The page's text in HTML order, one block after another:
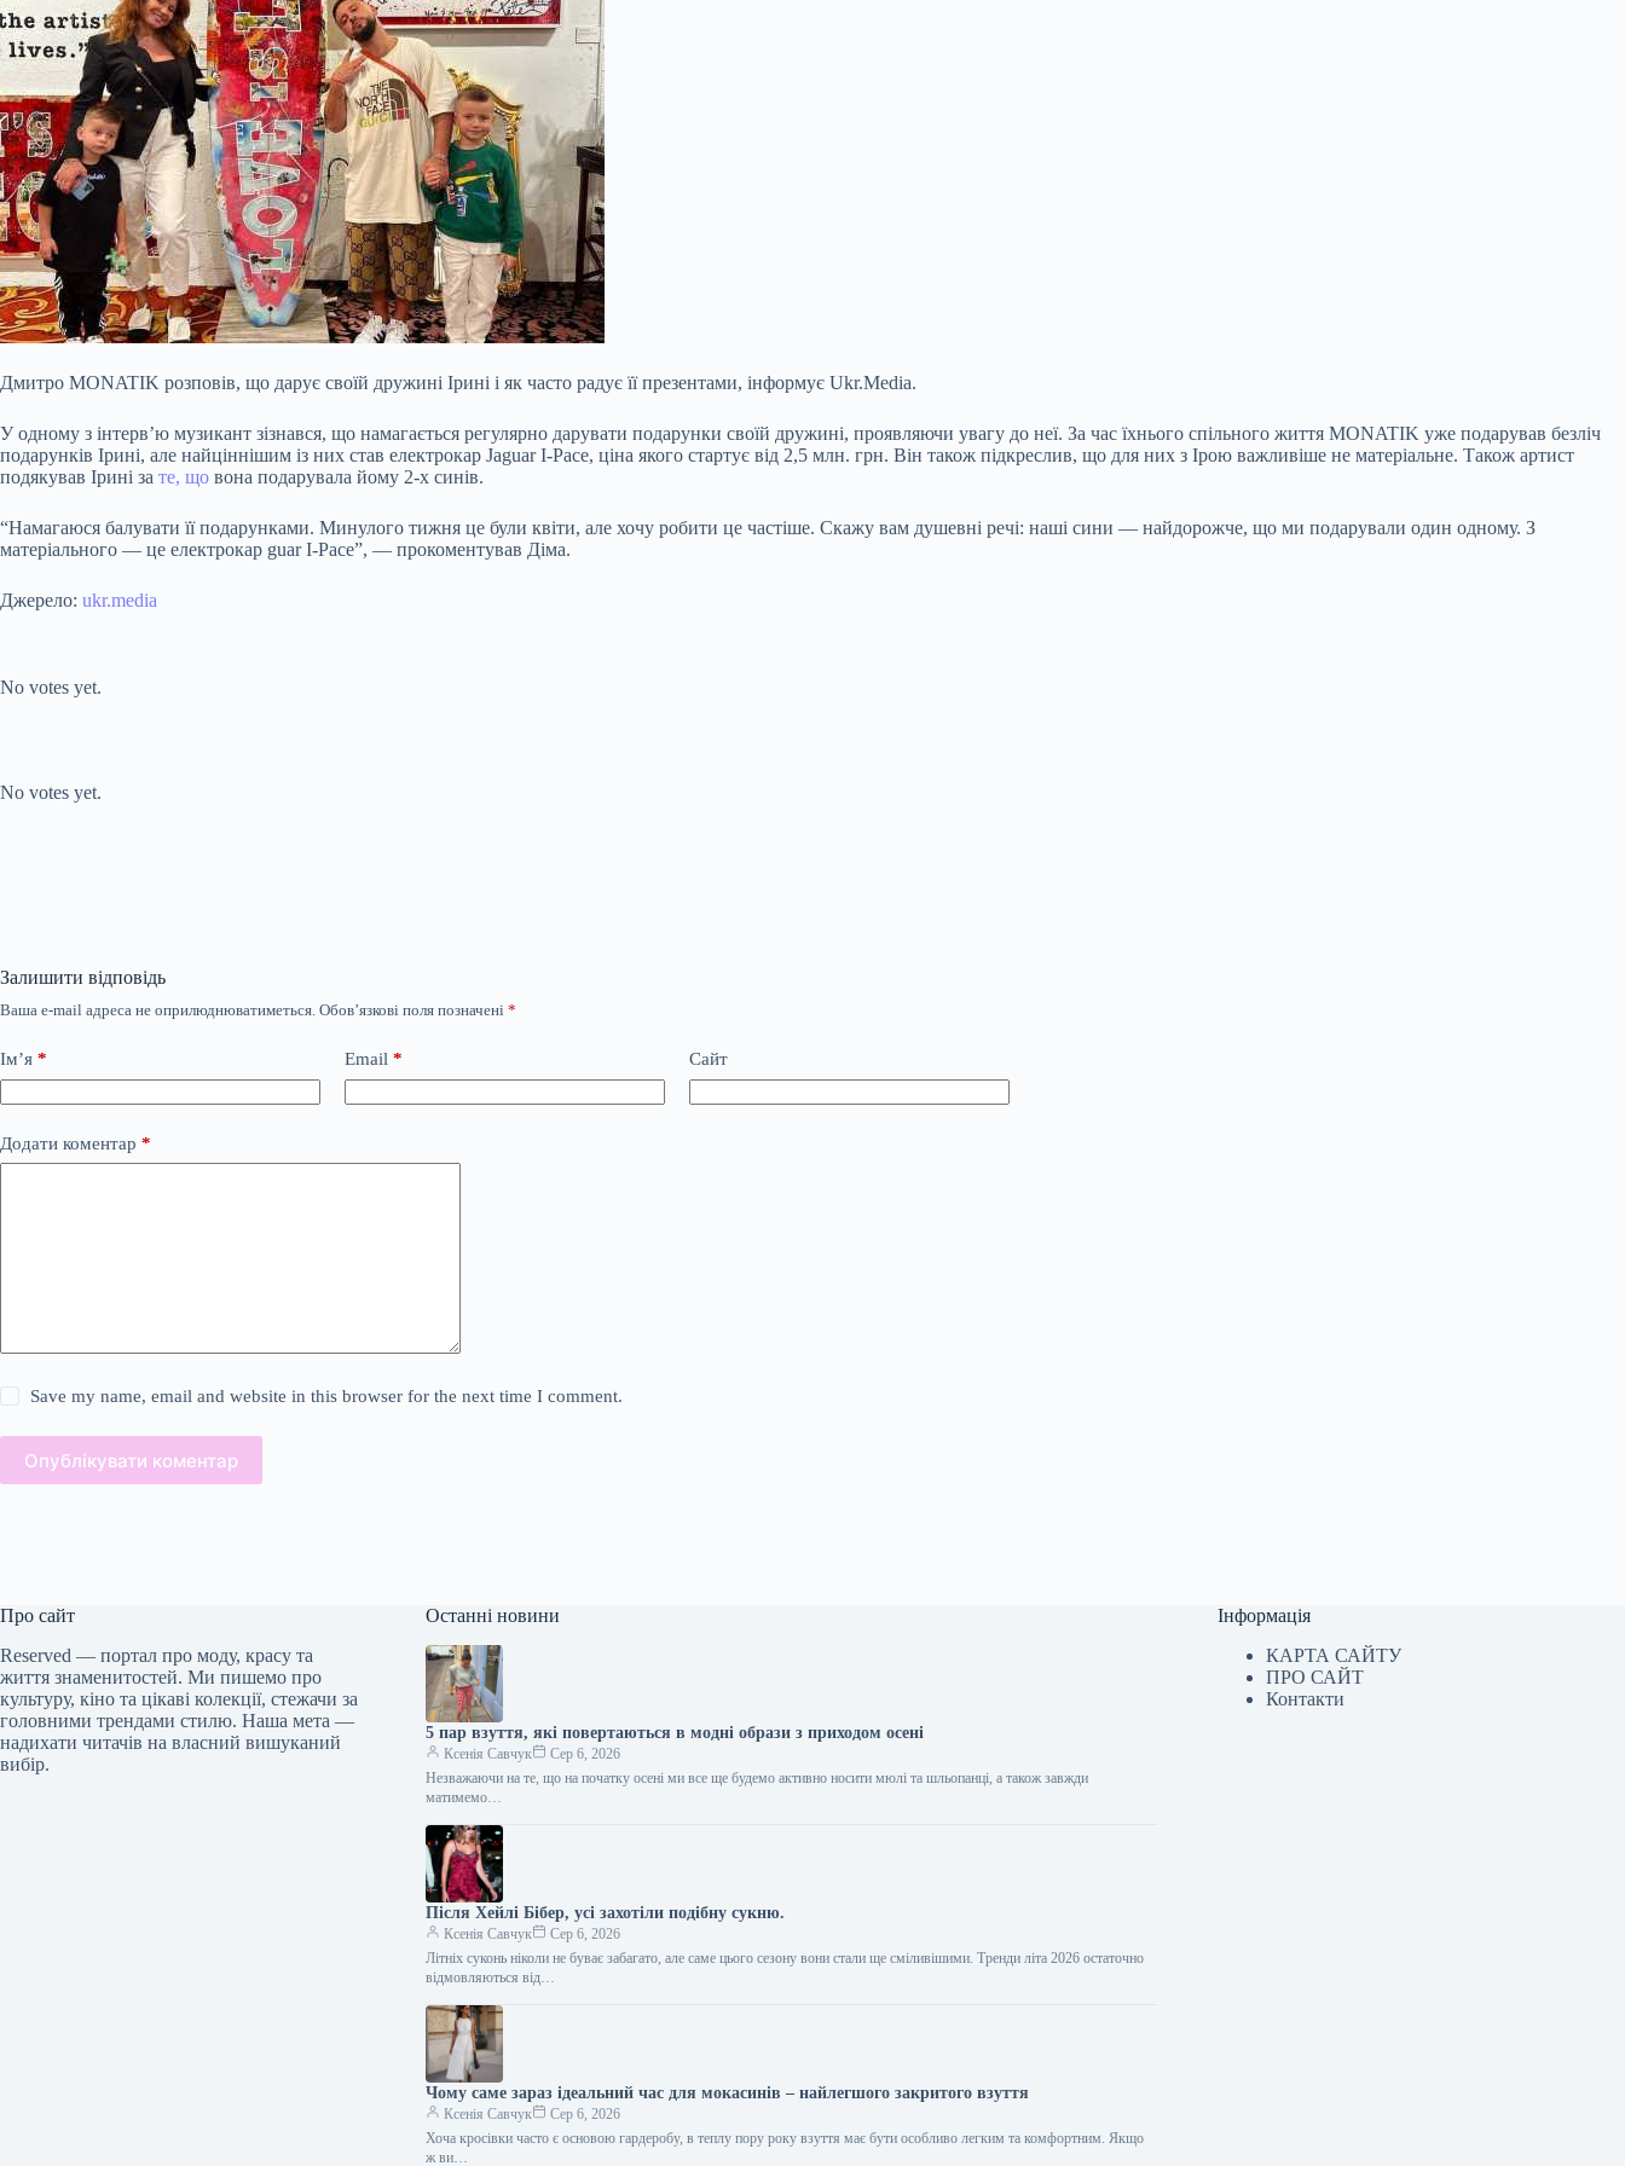
Дмитро MONATIK розповів, що дарує своїй дружині Ірині і як часто радує її презентами, інформує Ukr.Media.
У одному з інтерв’ю музикант зізнався, що намагається регулярно дарувати подарунки своїй дружині, проявляючи увагу до неї. За час їхнього спільного життя MONATIK уже подарував безліч
подарунків Ірині, але найціннішим із них став електрокар Jaguar I-Pace, ціна якого стартує від 2,5 млн. грн. Він також підкреслив, що для них з Ірою важливіше не матеріальне. Також артист
подякував Ірині за те, що вона подарувала йому 2-х синів.
“Намагаюся балувати її подарунками. Минулого тижня це були квіти, але хочу робити це частіше. Скажу вам душевні речі: наші сини — найдорожче, що ми подарували один одному. З
матеріального — це електрокар guar I-Pace”, — прокоментував Діма.
Джерело: ukr.media
No votes yet.
No votes yet.
Залишити відповідь
Ваша e-mail адреса не оприлюднюватиметься. Обов’язкові поля позначені *
Ім’я * Email * Сайт
Додати коментар *
Save my name, email and website in this browser for the next time I comment.
Опублікувати коментар
Про сайт
Reserved — портал про моду, красу та
життя знаменитостей. Ми пишемо про
культуру, кіно та цікаві колекції, стежачи за
головними трендами стилю. Наша мета —
надихати читачів на власний вишуканий
вибір.
Останні новини
5 пар взуття, які повертаються в модні образи з приходом осені
Ксенія Савчук
Сер 6, 2026
Незважаючи на те, що на початку осені ми все ще будемо активно носити мюлі та шльопанці, а також завжди
матимемо…
Після Хейлі Бібер, усі захотіли подібну сукню.
Ксенія Савчук
Сер 6, 2026
Літніх суконь ніколи не буває забагато, але саме цього сезону вони стали ще сміливішими. Тренди літа 2026 остаточно
відмовляються від…
Чому саме зараз ідеальний час для мокасинів – найлегшого закритого взуття
Ксенія Савчук
Сер 6, 2026
Хоча кросівки часто є основою гардеробу, в теплу пору року взуття має бути особливо легким та комфортним. Якщо
ж ви…
Інформація
КАРТА САЙТУ
ПРО САЙТ
Контакти